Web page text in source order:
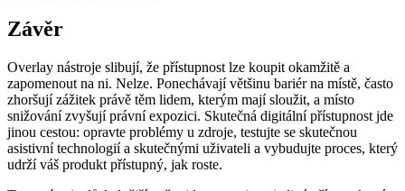
Závěr
Overlay nástroje slibují, že přístupnost lze koupit okamžitě a
zapomenout na ni. Nelze. Ponechávají většinu bariér na místě, často
zhoršují zážitek právě těm lidem, kterým mají sloužit, a místo
snižování zvyšují právní expozici. Skutečná digitální přístupnost jde
jinou cestou: opravte problémy u zdroje, testujte se skutečnou
asistivní technologií a skutečnými uživateli a vybudujte proces, který
udrží váš produkt přístupný, jak roste.